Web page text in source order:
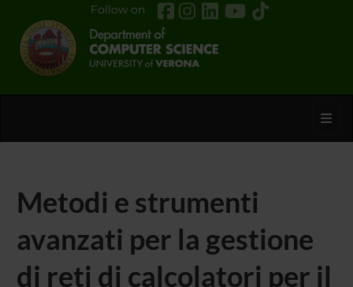
Follow on
Metodi e strumenti
avanzati per la gestione
di reti di calcolatori per il